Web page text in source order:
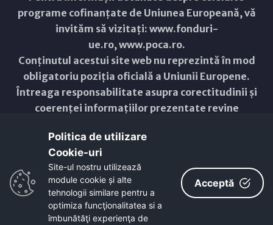
programe cofinanțate de Uniunea Europeană, vă
invităm să vizitați: www.fonduri-
ue.ro,www.poca.ro.
Conținutul acestui site web nu reprezintă în mod
obligatoriu poziția oficială a Uniunii Europene.
Întreaga responsabilitate asupra corectitudinii și
coerenței informațiilor prezentate revine
Copyright © 2021 - 2026 -
ResponsiveVoice
Non-Commercial License
Politica de utilizare
Cookie-uri‎
Site-ul nostru utilizează
module cookie și alte
tehnologii similare pentru a
optimiza funcţionalitatea si a
îmbunătăţi experienţa de
Acceptă